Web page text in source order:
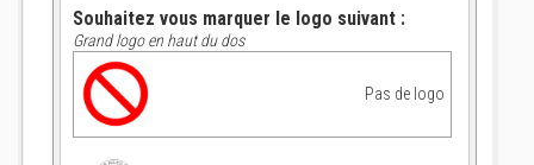
Souhaitez vous marquer le logo suivant :
Grand logo en haut du dos
Pas de logo